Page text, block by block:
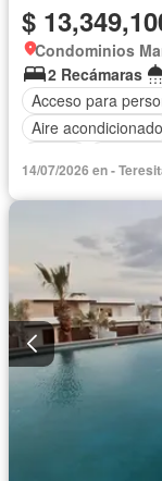
$
Condominios
2 Recámaras
Acceso para
Aire acondicionado
Cuarto de servicio
Azotea
Sala
Sin amueblar
14/07/2026 en -